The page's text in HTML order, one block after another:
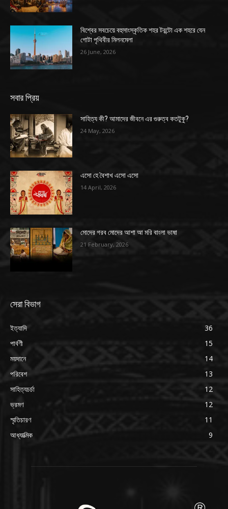
বিশ্বের সবচেয়ে বহুসাংস্কৃতিক শহর টরন্টো এক শহরে যেন
গোটা পৃথিবীর মিলনমেলা
26 June, 2026
সবার প্রিয়
সাহিত্য কী? আমাদের জীবনে এর গুরুত্ব কতটুকু?
24 May, 2026
এসো হে বৈশাখ এসো এসো
14 April, 2026
মোদের গরব মোদের আশা আ মরি বাংলা ভাষা
21 February, 2026
সেরা বিভাগ
ইত্যাদি
36
পার্বণী
15
ময়দানে
14
পরিবেশ
13
সাহিত্যচর্চা
12
ভ্রমণ
12
স্মৃতিচারণ
11
আধ্যাত্মিক
9